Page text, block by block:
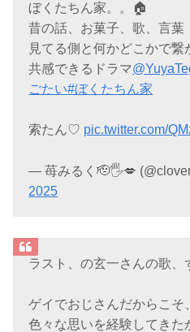
ぼくたちん家。。🏠
昔の話、お菓子、歌、言葉
見てる側と何かどこかで繋
共感できるドラマ
ごたい#ぼくたちん家
索たん♡ pic.twitter.com/
— 苺みるく🫡🖐💋
2025
ラスト、の玄一さんの歌、
ゲイでおじさんだからこそ、
色々な思いを経験してきた